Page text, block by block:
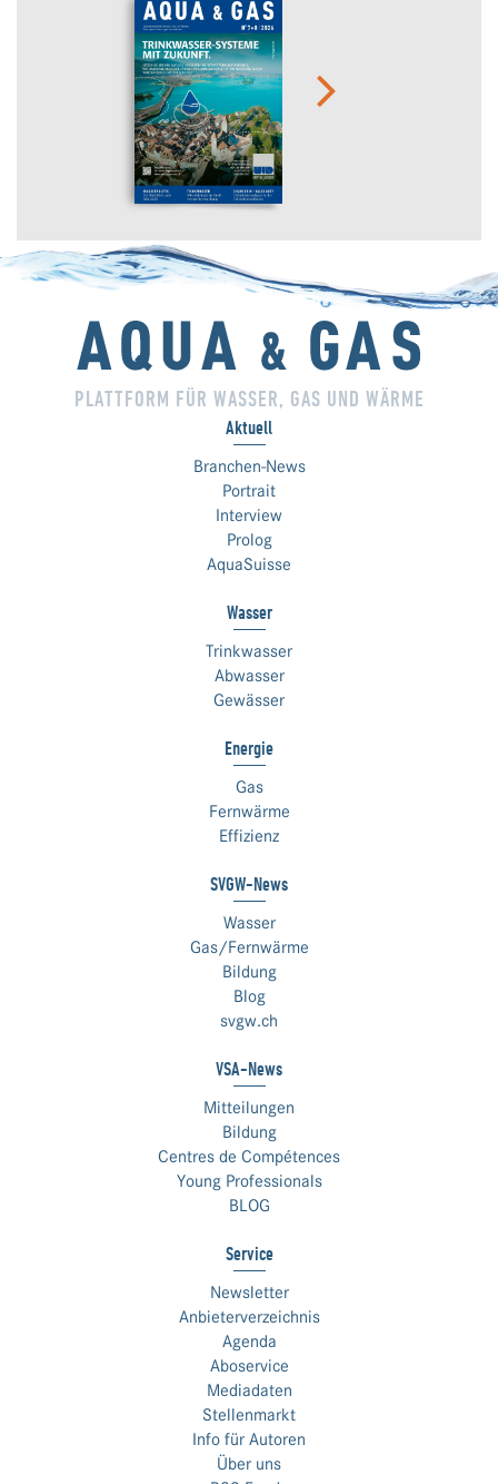
PLATTFORM FÜR WASSER, GAS UND WÄRME
Aktuell
Branchen-News
Portrait
Interview
Prolog
AquaSuisse
Wasser
Trinkwasser
Abwasser
Gewässer
Energie
Gas
Fernwärme
Effizienz
SVGW-News
Wasser
Gas/Fernwärme
Bildung
Blog
svgw.ch
VSA-News
Mitteilungen
Bildung
Centres de Compétences
Young Professionals
BLOG
Service
Newsletter
Anbieterverzeichnis
Agenda
Aboservice
Mediadaten
Stellenmarkt
Info für Autoren
Über uns